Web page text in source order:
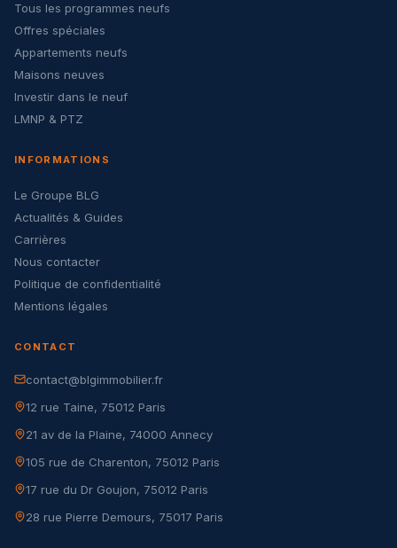
Tous les programmes neufs
Offres spéciales
Appartements neufs
Maisons neuves
Investir dans le neuf
LMNP & PTZ
INFORMATIONS
Le Groupe BLG
Actualités & Guides
Carrières
Nous contacter
Politique de confidentialité
Mentions légales
CONTACT
contact@blgimmobilier.fr
12 rue Taine, 75012 Paris
21 av de la Plaine, 74000 Annecy
105 rue de Charenton, 75012 Paris
17 rue du Dr Goujon, 75012 Paris
28 rue Pierre Demours, 75017 Paris